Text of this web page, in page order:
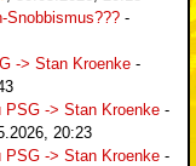
Snobbismus??? -
-> Stan Kroenke -
PSG -> Stan Kroenke -
20:23
PSG -> Stan Kroenke -